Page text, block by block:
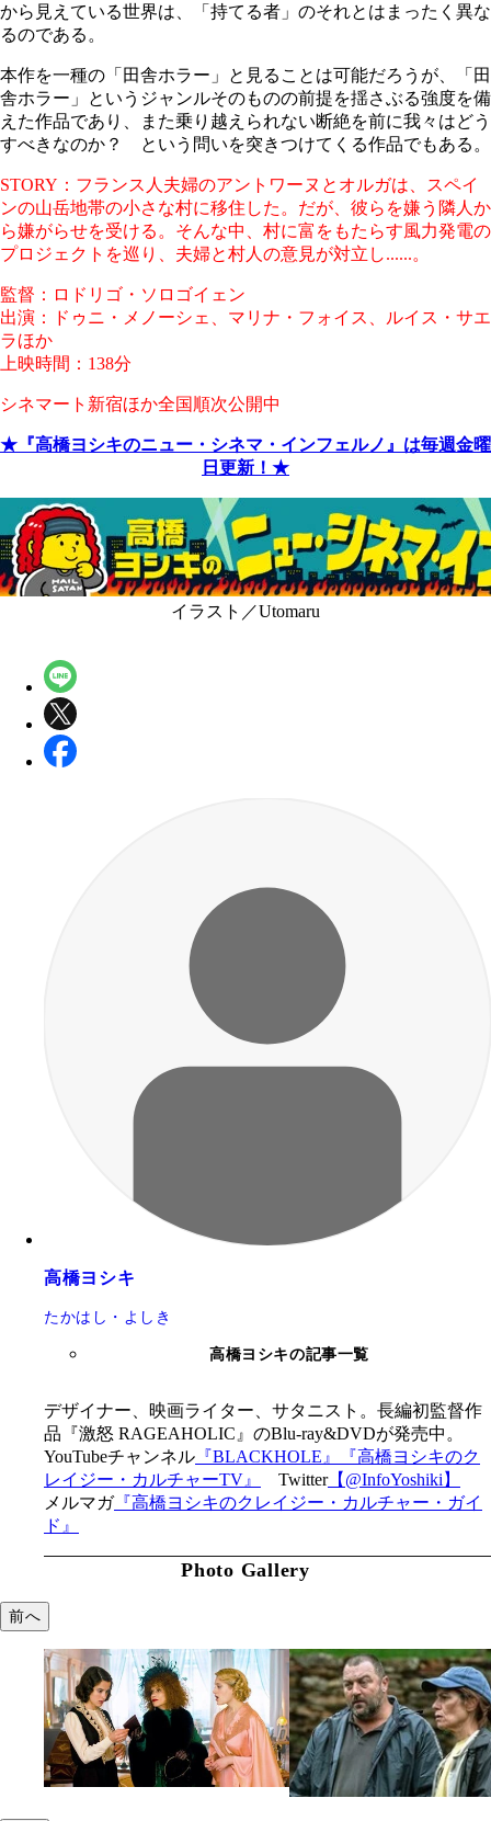
から見えている世界は、「持てる者」のそれとはまったく異な
るのである。
本作を一種の「田舎ホラー」と見ることは可能だろうが、「田
舎ホラー」というジャンルそのものの前提を揺さぶる強度を備
えた作品であり、また乗り越えられない断絶を前に我々はどう
すべきなのか？ という問いを突きつけてくる作品でもある。
STORY：フランス人夫婦のアントワーヌとオルガは、スペイ
ンの山岳地帯の小さな村に移住した。だが、彼らを嫌う隣人か
ら嫌がらせを受ける。そんな中、村に富をもたらす風力発電の
プロジェクトを巡り、夫婦と村人の意見が対立し......。
監督：ロドリゴ・ソロゴイェン
出演：ドゥニ・メノーシェ、マリナ・フォイス、ルイス・サエ
ラほか
上映時間：138分
シネマート新宿ほか全国順次公開中
★『高橋ヨシキのニュー・シネマ・インフェルノ』は毎週金曜
日更新！★
イラスト／Utomaru
高橋ヨシキ
たかはし・よしき
高橋ヨシキの記事一覧
デザイナー、映画ライター、サタニスト。長編初監督作
品『激怒 RAGEAHOLIC』のBlu-ray&DVDが発売中。
YouTubeチャンネル 『BLACKHOLE』
『高橋ヨシキのク
レイジー・カルチャーTV』
Twitter【@InfoYoshiki】
メルマガ『高橋ヨシキのクレイジー・カルチャー・ガイ
ド』
Photo Gallery
前へ